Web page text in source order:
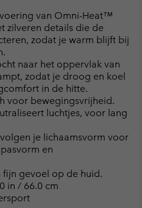
van Omni-Heat™
zilveren details die de
zodat je warm blijft bij
naar het oppervlak van
zodat je droog en koel
in de hitte.
voor bewegingsvrijheid.
luchtjes, voor lang
je lichaamsvorm voor
en
fijn gevoel op de huid.
in / 66.0 cm